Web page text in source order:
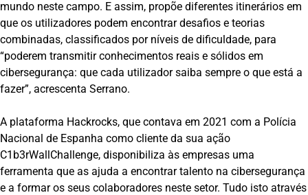
mundo neste campo. E assim, propõe diferentes itinerários em
que os utilizadores podem encontrar desafios e teorias
combinadas, classificados por níveis de dificuldade, para
“poderem transmitir conhecimentos reais e sólidos em
cibersegurança: que cada utilizador saiba sempre o que está a
fazer”, acrescenta Serrano.
A plataforma Hackrocks, que contava em 2021 com a Polícia
Nacional de Espanha como cliente da sua ação
C1b3rWallChallenge, disponibiliza às empresas uma
ferramenta que as ajuda a encontrar talento na cibersegurança
e a formar os seus colaboradores neste setor. Tudo isto através